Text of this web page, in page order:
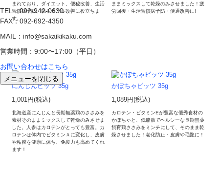
TEL：092-942-0630
FAX：092-692-4350
MAIL：info@sakaikikaku.com
営業時間：9:00〜17:00（平日）
お問い合わせはこちら
メニューを閉じる
まれており、ダイエット、便秘改善、生活
習慣病予防、肌トラブル改善に役立ちま
す。
ままミックスして乾燥のみさせました！疲
労回復・生活習慣病予防・便通改善に!
にんじんビッツ 35g
1,001円(税込)
北海道産にんじんと長期無薬鶏のささみを
素材そのままミックスして乾燥のみさせま
した。人参はカロテンがとっても豊富。カ
ロテンは体内でビタミンＡに変化し、皮膚
や粘膜を健康に保ち、免疫力も高めてくれ
ます！
かぼちゃビッツ 35g
1,089円(税込)
カロテン・ビタミンEが豊富な優秀食材の
かぼちゃと、低脂肪でヘルシーな長期無薬
飼育鶏ささみをミンチにして、そのまま乾
燥させました！老化防止・皮膚や毛艶に！